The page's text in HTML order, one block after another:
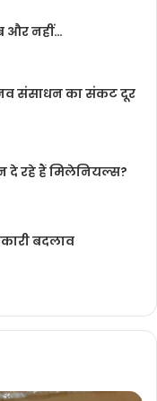
और नहीं…
संसाधन का संकट दूर
दे रहे हैं मिलेनियल्स?
बदलाव